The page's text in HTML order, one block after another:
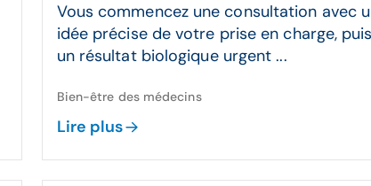
Vous commencez une consultation avec
idée précise de votre prise en charge, puis
un résultat biologique urgent ...
Bien-être des médecins
Lire plus